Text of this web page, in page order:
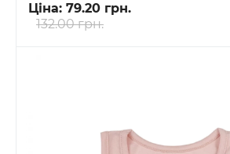
Ціна: 79.20 грн.
132.00 грн.